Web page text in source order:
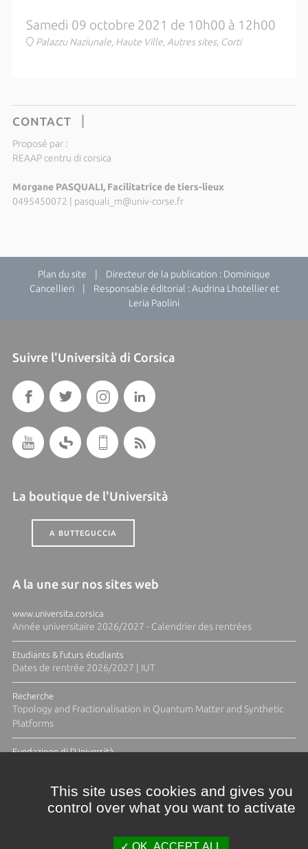
Samedi 09 octobre 2021 de 10h00 à 12h00
Palazzu Naziunale, Haute Ville, Autres sites, Corti
CONTACT
Proposé par :
REAAP centru di corsica
Morgane PASQUALI, Facilitatrice de tiers-lieux
0495450072 | pasquali_m@univ-corse.fr
Plan du site | Directeur de la publication : Dominique
Cancellieri | Responsable éditorial : Audrina Lhotellier et
Leria Paolini
Suivre l'Università di Corsica
La boutique de l'Università
A BUTTEGUCCIA
A la une sur nos sites web
www.universita.corsica
Année universitaire 2026/2027 - Calendrier des rentrées
Etudiants & futurs étudiants
Dates de rentrée 2026/2027 | IUT
Recherche
Topology and Fractionalisation in Quantum Matter and Synthetic
Platforms
Fundazione di l'Università
This site uses cookies and gives you
control over what you want to activate
OK, ACCEPT ALL